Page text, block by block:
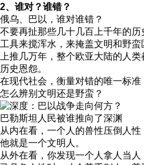
2、谁对？谁错？
俄乌、巴以，谁对谁错？
不要再扯那些几十几百上千年的
工具来搅浑水，来掩盖文明和野蛮
上推几万年，整个欧亚大陆的人
历史恩怨。
在现代社会，衡量对错的唯一标准
怎么辨别文明还是野蛮？
巴勒斯坦人民被谁推向了深渊
从内在看，一个人的兽性压倒人性
他就是一个文明人。
从外在看，你发现一个人拿人当